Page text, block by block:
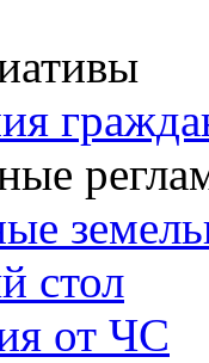
стол
от ЧС